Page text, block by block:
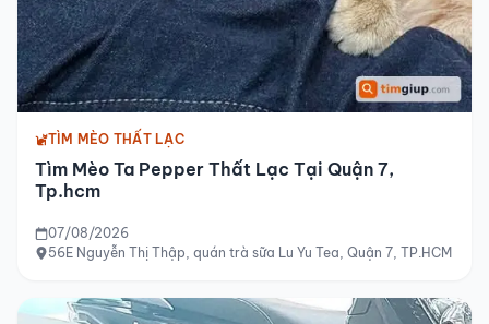
TÌM MÈO THẤT LẠC
Tìm Mèo Ta Pepper Thất Lạc Tại Quận 7,
Tp.hcm
07/08/2026
56E Nguyễn Thị Thập, quán trà sữa Lu Yu Tea, Quận 7, TP.HCM